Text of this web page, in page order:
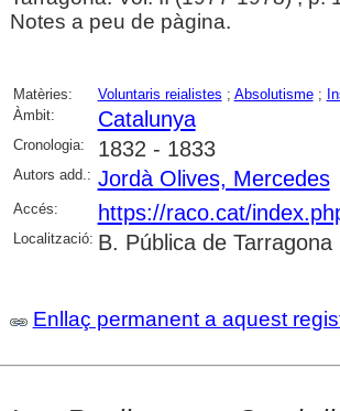
Notes a peu de pàgina.
Matèries: Voluntaris reialistes ; Absolutisme;
Àmbit:
Catalunya
Cronologia: 1832 - 1833
Autors add.: Jordà Olives, Mercedes
Accés: https://raco.cat/
Localització: B. Pública de Tarragona
Enllaç permanent a aquest